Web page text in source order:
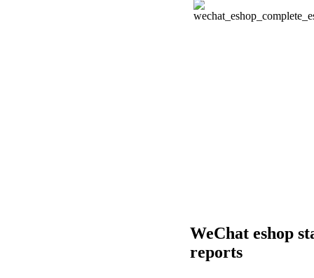
WeChat eshop
reports